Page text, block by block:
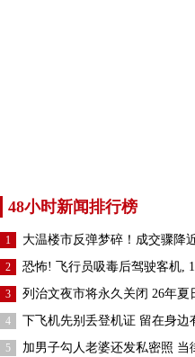
48小时新闻排行榜
1 大温楼市反弹梦碎！成交骤降
2 恐怖! 飞行员吸毒后驾驶客机,
3 列治文夜市将永久关闭 26年夏
4 下飞机先别丢登机证 留在身边
5 加男子勾人老婆还发私密照 当